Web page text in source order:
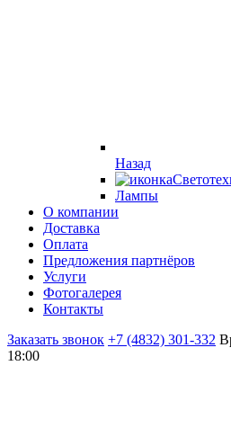
Назад
Лампы
О компании
Доставка
Оплата
Предложения партнёров
Услуги
Фотогалерея
Контакты
Заказать звонок +7 (4832) 301-332
18:00